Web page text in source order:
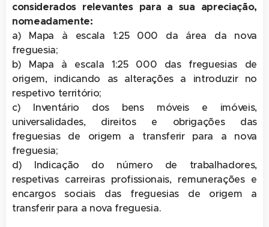
considerados relevantes para a sua apreciação,
nomeadamente:
a) Mapa à escala 1:25 000 da área da nova
freguesia;
b) Mapa à escala 1:25 000 das freguesias de
origem, indicando as alterações a introduzir no
respetivo território;
c) Inventário dos bens móveis e imóveis,
universalidades, direitos e obrigações das
freguesias de origem a transferir para a nova
freguesia;
d) Indicação do número de trabalhadores,
respetivas carreiras profissionais, remunerações e
encargos sociais das freguesias de origem a
transferir para a nova freguesia.